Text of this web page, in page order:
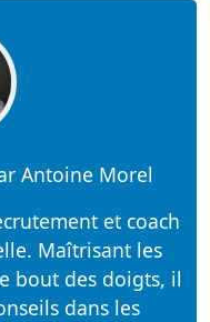
Antoine Morel
et coach
Maîtrisant les
bout des doigts, il
dans les